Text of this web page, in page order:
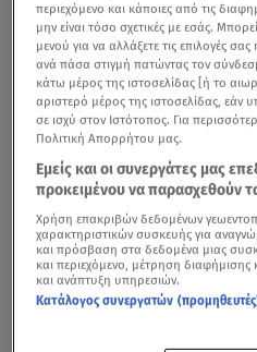
περιεχόμενο και κάποιες από τις
μην είναι τόσο σχετικές με εσάς.
μενού για να αλλάξετε τις επιλογές
ανά πάσα στιγμή πατώντας τον
κάτω μέρος της ιστοσελίδας [ή το
αριστερό μέρος της ιστοσελίδας, εάν
σε ισχύ στον Ιστότοπος. Για
Πολιτική Απορρήτου μας.
Εμείς και οι συνεργάτες μας
προκειμένου να παρασχεθούν
Χρήση επακριβών δεδομένων
χαρακτηριστικών συσκευής για
και πρόσβαση στα δεδομένα μιας
και περιεχόμενο, μέτρηση διαφήμισης
και ανάπτυξη υπηρεσιών.
Κατάλογος συνεργατών